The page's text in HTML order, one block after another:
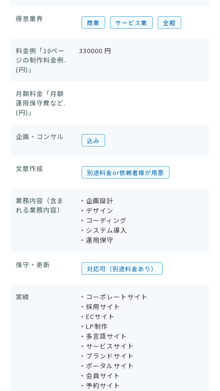
得意業界 商業 サービス業 全般
料金例「10ペー
ジの制作料金例.
(円)」
330000 円
月額料金「月額
運用保守費など.
(円)」
企画・コンサル 込み
文章作成 別途料金or依頼者様が用意
業務内容（含ま
れる業務内容）
・企画設計
・デザイン
・コーディング
・システム導入
・運用保守
保守・更新 対応可（別途料金あり）
実績
・コーポレートサイト
・採用サイト
・ECサイト
・LP制作
・多言語サイト
・サービスサイト
・ブランドサイト
・ポータルサイト
・会員サイト
・予約サイト